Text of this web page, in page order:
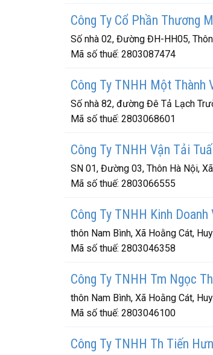
Công Ty Cổ Phần Thương
Số nhà 02, Đường ĐH-HH05,
Mã số thuế: 2803087474
Công Ty TNHH Một Thành
Số nhà 82, đường Đê Tả Lạch
Mã số thuế: 2803068601
Công Ty TNHH Vận Tải
SN 01, Đường 03, Thôn Hà Nội,
Mã số thuế: 2803066555
Công Ty TNHH Kinh Doanh
thôn Nam Bình, Xã Hoằng Cát,
Mã số thuế: 2803046358
Công Ty TNHH Tm Ngọc
thôn Nam Bình, Xã Hoằng Cát,
Mã số thuế: 2803046100
Công Ty TNHH Th Tiến